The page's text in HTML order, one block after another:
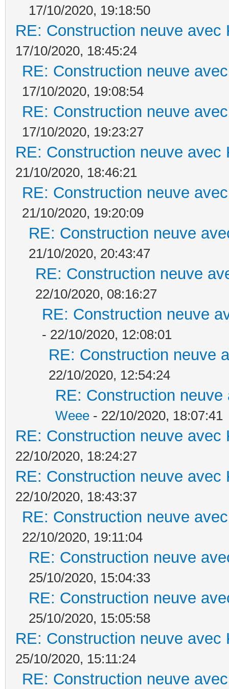
17/10/2020, 19:18:50
RE: Construction neuve avec
17/10/2020, 18:45:24
RE: Construction neuve
17/10/2020, 19:08:54
RE: Construction neuve
17/10/2020, 19:23:27
RE: Construction neuve avec
21/10/2020, 18:46:21
RE: Construction neuve
21/10/2020, 19:20:09
RE: Construction neuve
21/10/2020, 20:43:47
RE: Construction neuve
22/10/2020, 08:16:27
RE: Construction neuve
- 22/10/2020, 12:08:01
RE: Construction neuve
22/10/2020, 12:54:24
RE: Construction
Weee - 22/10/2020, 18:07:41
RE: Construction neuve avec
22/10/2020, 18:24:27
RE: Construction neuve avec
22/10/2020, 18:43:37
RE: Construction neuve
22/10/2020, 19:11:04
RE: Construction neuve
25/10/2020, 15:04:33
RE: Construction neuve
25/10/2020, 15:05:58
RE: Construction neuve avec
25/10/2020, 15:11:24
RE: Construction neuve